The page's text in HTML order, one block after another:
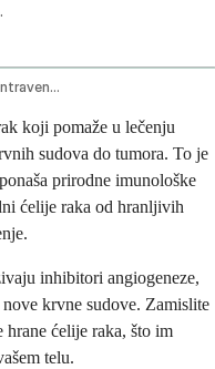
Bevacizumab Awwb Intravenous Route
koji pomaže u lečenju
sudova do tumora. To je
prirodne imunološke
ćelije raka od hranljivih
inhibitori angiogeneze,
krvne sudove. Zamislite
hrane ćelije raka, što im
telu.